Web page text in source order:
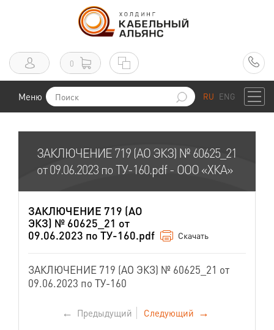
0
Меню RU ENG
ЗАКЛЮЧЕНИЕ 719 (АО ЭКЗ) № 60625_21
от 09.06.2023 по ТУ-160.pdf - ООО «ХКА»
ЗАКЛЮЧЕНИЕ 719 (АО
ЭКЗ) № 60625_21 от
09.06.2023 по ТУ-160.pdf
Скачать
ЗАКЛЮЧЕНИЕ 719 (АО ЭКЗ) № 60625_21 от
09.06.2023 по ТУ-160
← Предыдущий Следующий →